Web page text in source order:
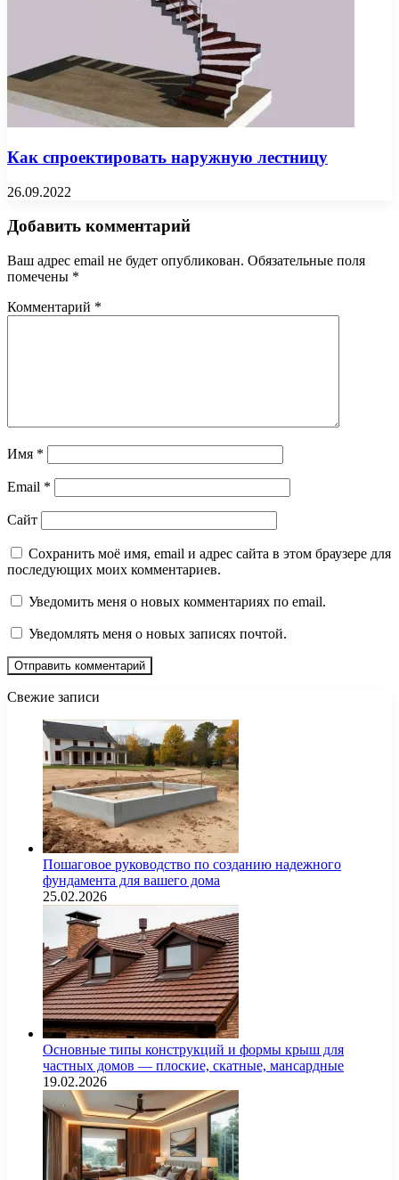
Как спроектировать наружную лестницу
26.09.2022
Добавить комментарий
Ваш адрес email не будет опубликован. Обязательные поля
помечены *
Комментарий *
Имя *
Email *
Сайт
Сохранить моё имя, email и адрес сайта в этом браузере для
последующих моих комментариев.
Уведомить меня о новых комментариях по email.
Уведомлять меня о новых записях почтой.
Свежие записи
Пошаговое руководство по созданию надежного
фундамента для вашего дома
25.02.2026
Основные типы конструкций и формы крыш для
частных домов — плоские, скатные, мансардные
19.02.2026